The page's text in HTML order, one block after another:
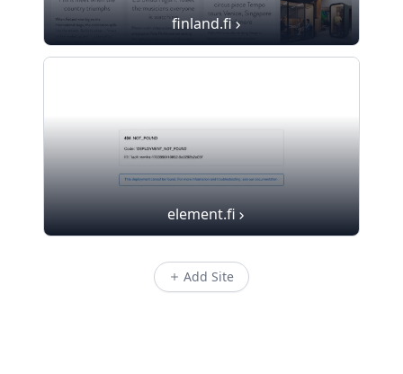
finland.fi
element.fi
Add Site